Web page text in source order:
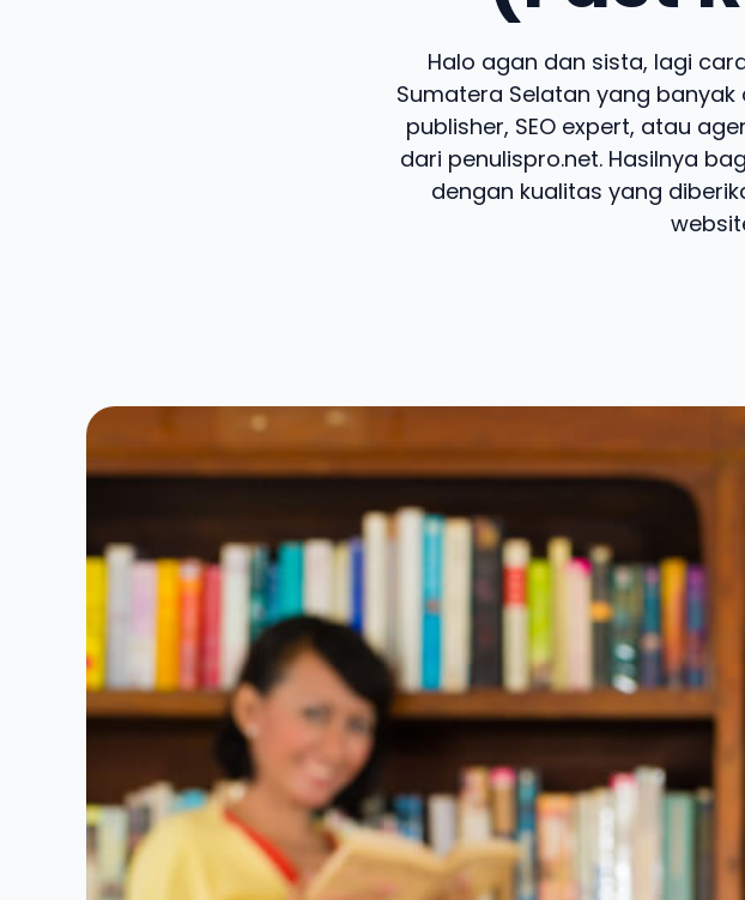
Halo agan dan sista, lagi
Sumatera Selatan yang
publisher, SEO expert, atau
dari penulispro.net. Hasilnya
dengan kualitas yang